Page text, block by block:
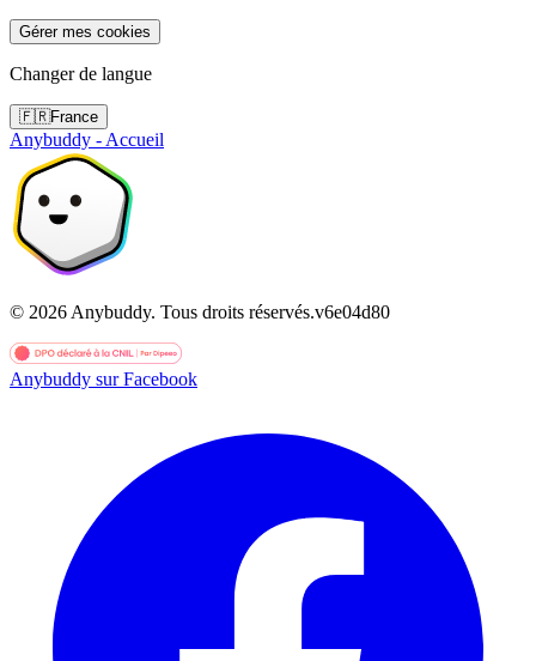
Gérer mes cookies
Changer de langue
🇫🇷France
Anybuddy - Accueil
© 2026 Anybuddy. Tous droits réservés.v6e04d80
Anybuddy sur Facebook